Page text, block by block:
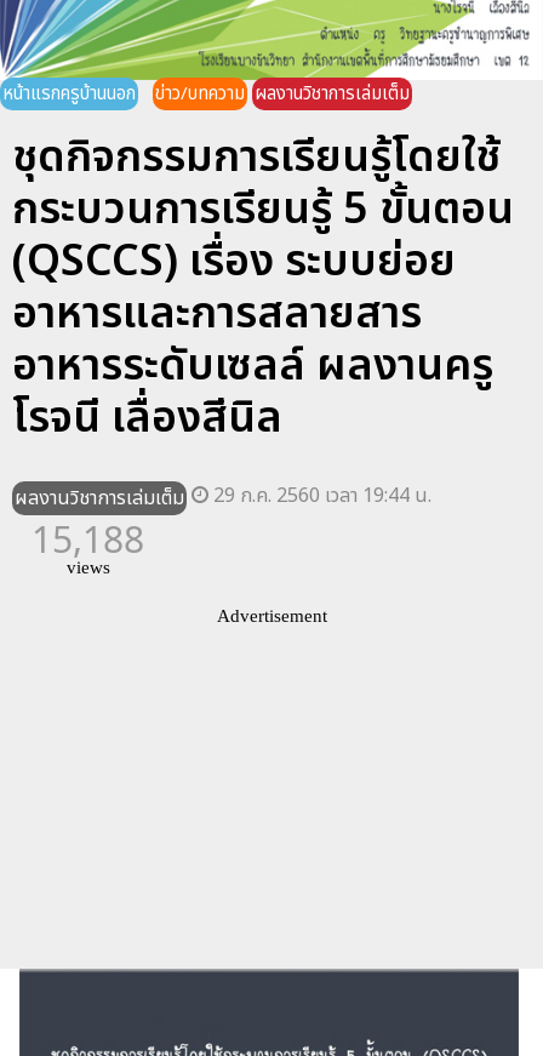
หน้าแรกครูบ้านนอก ข่าว/บทความ ผลงานวิชาการเล่มเต็ม
ชุดกิจกรรมการเรียนรู้โดยใช้
กระบวนการเรียนรู้ 5 ขั้นตอน
(QSCCS) เรื่อง ระบบย่อย
อาหารและการสลายสาร
อาหารระดับเซลล์ ผลงานครู
โรจนี เลื่องสีนิล
ผลงานวิชาการเล่มเต็ม 29 ก.ค. 2560 เวลา 19:44 น.
15,188
views
Advertisement